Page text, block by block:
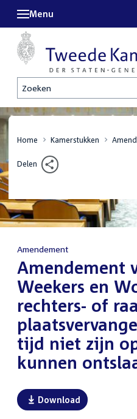
Zoeken
Menu
Home Kamerstukken
Delen
Amendement
Amendement
Weekers en
rechters- of
tijd niet zijn
kunnen
Download